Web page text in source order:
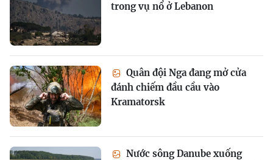
trong vụ nổ ở Lebanon
Quân đội Nga đang mở cửa
đánh chiếm đầu cầu vào
Kramatorsk
Nước sông Danube xuống